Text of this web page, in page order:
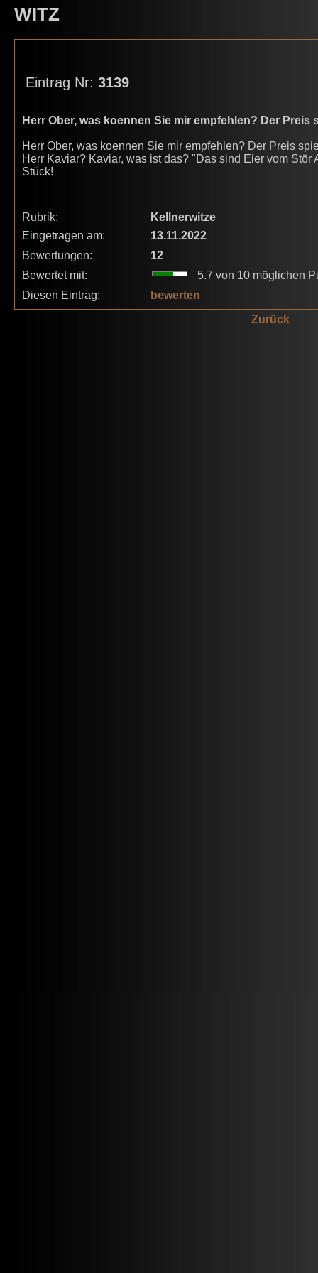
WITZ
Eintrag Nr: 3139
Herr Ober, was koennen Sie mir empfehlen? Der Preis
Herr Ober, was koennen Sie mir empfehlen? Der Preis
Herr Kaviar? Kaviar, was ist das? "Das sind Eier vom
Stück!
Rubrik:
Kellnerwitze
Eingetragen am:
13.11.2022
Bewertungen:
12
Bewertet mit:
5.7 von 10 möglichen
Diesen Eintrag:
bewerten
Zurück